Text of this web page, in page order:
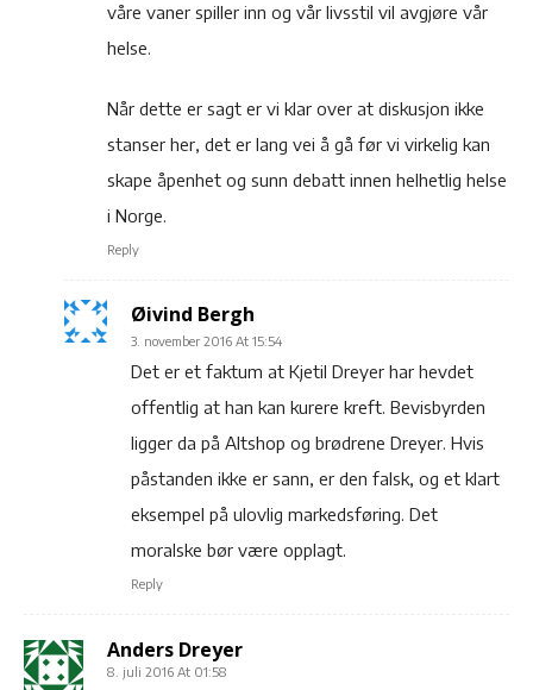
våre vaner spiller inn og vår livsstil vil avgjøre vår
helse.
Når dette er sagt er vi klar over at diskusjon ikke
stanser her, det er lang vei å gå før vi virkelig kan
skape åpenhet og sunn debatt innen helhetlig helse
i Norge.
Reply
Øivind Bergh
3. november 2016 At 15:54
Det er et faktum at Kjetil Dreyer har hevdet
offentlig at han kan kurere kreft. Bevisbyrden
ligger da på Altshop og brødrene Dreyer. Hvis
påstanden ikke er sann, er den falsk, og et klart
eksempel på ulovlig markedsføring. Det
moralske bør være opplagt.
Reply
Anders Dreyer
8. juli 2016 At 01:58